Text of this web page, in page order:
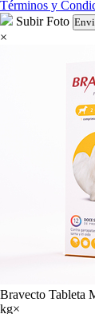
Términos y
Subir Foto
×
Bravecto Tableta
kg×